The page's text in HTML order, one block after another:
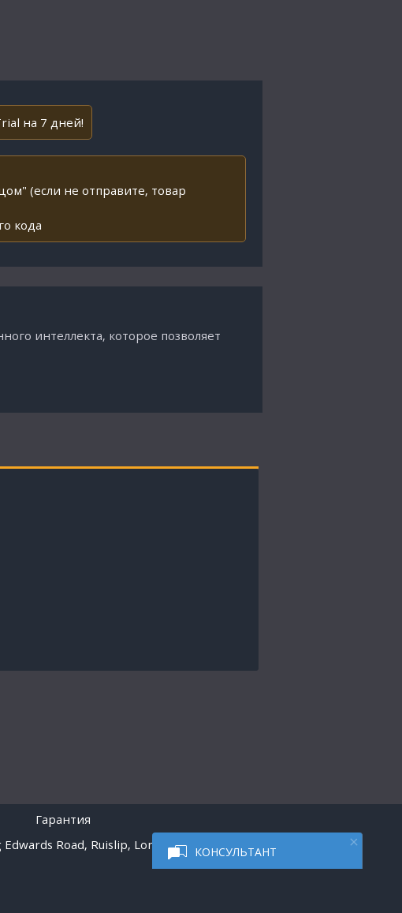
КОНСУЛЬТАНТ
на 7 дней!
(если не отправите, товар
кода
интеллекта, которое позволяет
Гарантия
Road, Ruislip, London